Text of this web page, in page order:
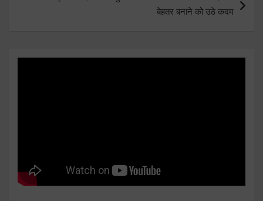
बेहतर बनाने को उठे कदम